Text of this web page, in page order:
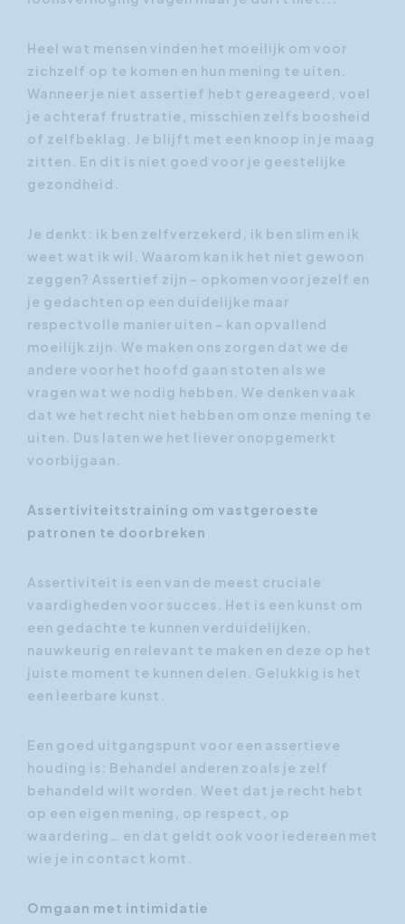
Heel wat mensen vinden het moeilijk om voor
zichzelf op te komen en hun mening te uiten.
Wanneer je niet assertief hebt gereageerd, voel
je achteraf frustratie, misschien zelfs boosheid
of zelfbeklag. Je blijft met een knoop in je maag
zitten. En dit is niet goed voor je geestelijke
gezondheid.
Je denkt: ik ben zelfverzekerd, ik ben slim en ik
weet wat ik wil. Waarom kan ik het niet gewoon
zeggen? Assertief zijn - opkomen voor jezelf en
je gedachten op een duidelijke maar
respectvolle manier uiten - kan opvallend
moeilijk zijn. We maken ons zorgen dat we de
andere voor het hoofd gaan stoten als we
vragen wat we nodig hebben. We denken vaak
dat we het recht niet hebben om onze mening te
uiten. Dus laten we het liever onopgemerkt
voorbijgaan.
Assertiviteitstraining om vastgeroeste
patronen te doorbreken
Assertiviteit is een van de meest cruciale
vaardigheden voor succes. Het is een kunst om
een gedachte te kunnen verduidelijken,
nauwkeurig en relevant te maken en deze op het
juiste moment te kunnen delen. Gelukkig is het
een leerbare kunst.
Een goed uitgangspunt voor een assertieve
houding is: Behandel anderen zoals je zelf
behandeld wilt worden. Weet dat je recht hebt
op een eigen mening, op respect, op
waardering… en dat geldt ook voor iedereen met
wie je in contact komt.
Omgaan met intimidatie